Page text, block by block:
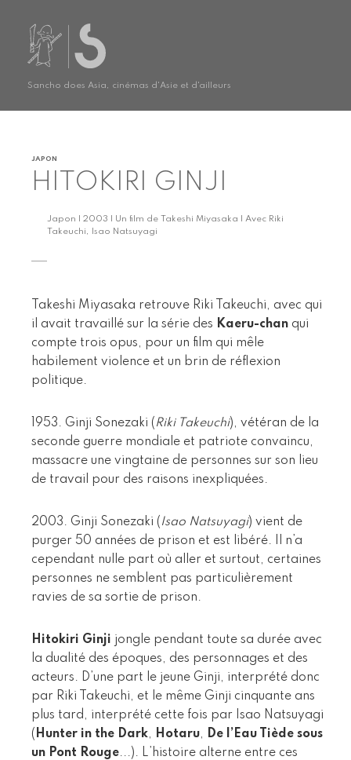
Sancho does Asia, cinémas d'Asie et d'ailleurs
JAPON
HITOKIRI GINJI
Japon | 2003 | Un film de Takeshi Miyasaka | Avec Riki
Takeuchi, Isao Natsuyagi
Takeshi Miyasaka retrouve Riki Takeuchi, avec qui
il avait travaillé sur la série des Kaeru-chan qui
compte trois opus, pour un film qui mêle
habilement violence et un brin de réflexion
politique.
1953. Ginji Sonezaki ( Riki Takeuchi), vétéran de la
seconde guerre mondiale et patriote convaincu,
massacre une vingtaine de personnes sur son lieu
de travail pour des raisons inexpliquées.
2003. Ginji Sonezaki ( Isao Natsuyagi) vient de
purger 50 années de prison et est libéré. Il n’a
cependant nulle part où aller et surtout, certaines
personnes ne semblent pas particulièrement
ravies de sa sortie de prison.
Hitokiri Ginji jongle pendant toute sa durée avec
la dualité des époques, des personnages et des
acteurs. D’une part le jeune Ginji, interprété donc
par Riki Takeuchi, et le même Ginji cinquante ans
plus tard, interprété cette fois par Isao Natsuyagi
( Hunter in the Dark, Hotaru,
De l’Eau Tiède sous
un Pont Rouge...). L’histoire alterne entre ces